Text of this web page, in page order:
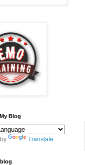
Blog
Translate